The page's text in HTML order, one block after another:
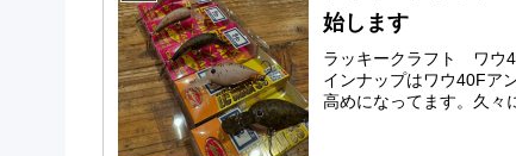
始します
ラッキークラフト ワウ
インナップはワウ40Fア
高めになってます。久々